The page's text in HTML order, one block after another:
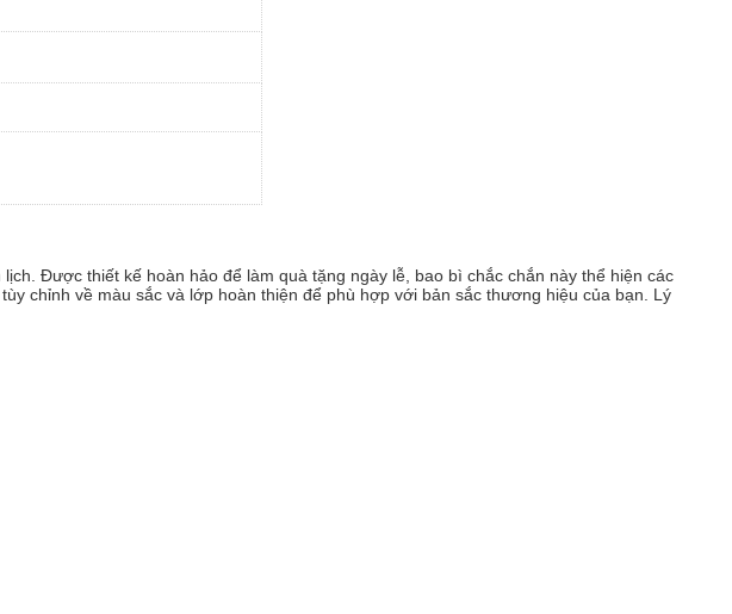
Được thiết kế hoàn hảo để làm quà tặng ngày lễ, bao bì chắc chắn này thể hiện các
chỉnh về màu sắc và lớp hoàn thiện để phù hợp với bản sắc thương hiệu của bạn. Lý